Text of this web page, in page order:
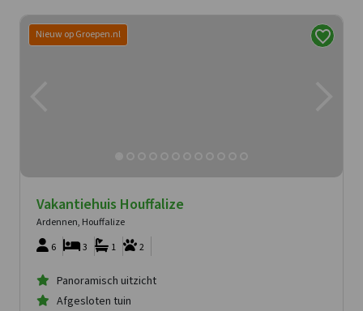
Nieuw op Groepen.nl
Vakantiehuis Houffalize
Ardennen, Houffalize
6
2
1
3
Panoramisch uitzicht
Afgesloten tuin